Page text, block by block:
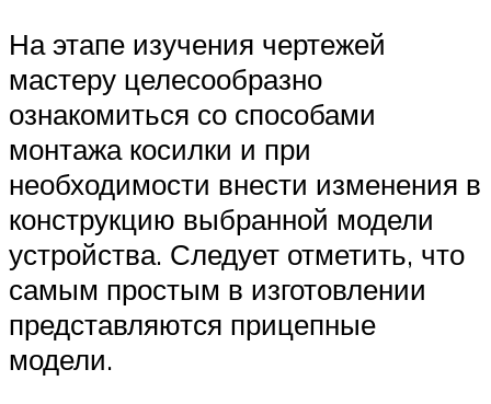
На этапе изучения чертежей
мастеру целесообразно
ознакомиться со способами
монтажа косилки и при
необходимости внести изменения в
конструкцию выбранной модели
устройства. Следует отметить, что
самым простым в изготовлении
представляются прицепные
модели.